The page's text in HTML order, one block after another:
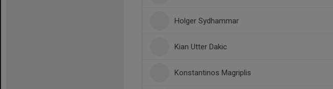
Holger Sydhammar
Kian Utter Dakic
Konstantinos Magriplis